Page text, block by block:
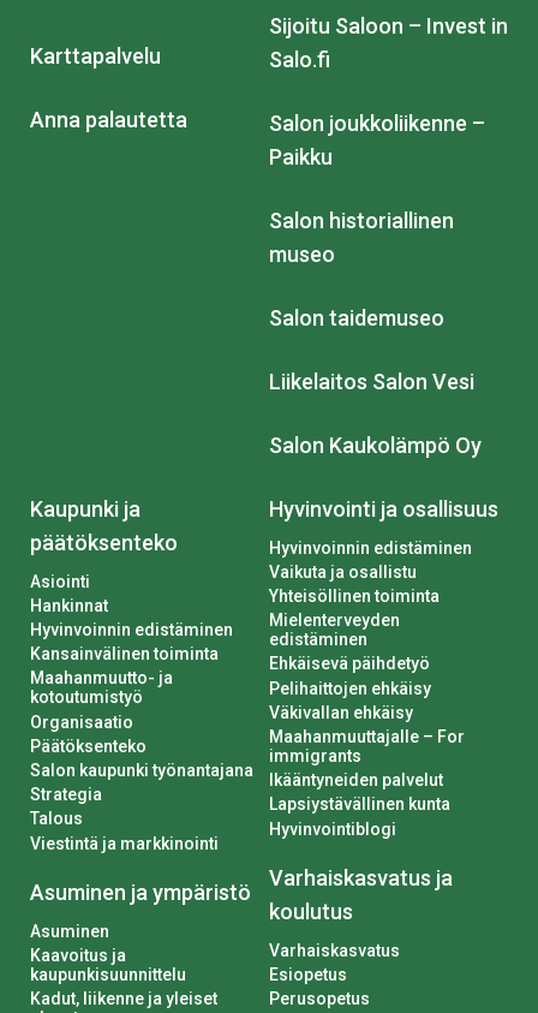
Karttapalvelu
Anna palautetta
Sijoitu Saloon – Invest in
Salo.fi
Salon joukkoliikenne –
Paikku
Salon historiallinen
museo
Salon taidemuseo
Liikelaitos Salon Vesi
Salon Kaukolämpö Oy
Kaupunki ja
päätöksenteko
Asiointi
Hankinnat
Hyvinvoinnin edistäminen
Kansainvälinen toiminta
Maahanmuutto- ja
kotoutumistyö
Organisaatio
Päätöksenteko
Salon kaupunki työnantajana
Strategia
Talous
Viestintä ja markkinointi
Asuminen ja ympäristö
Asuminen
Kaavoitus ja
kaupunkisuunnittelu
Kadut, liikenne ja yleiset
Hyvinvointi ja osallisuus
Hyvinvoinnin edistäminen
Vaikuta ja osallistu
Yhteisöllinen toiminta
Mielenterveyden
edistäminen
Ehkäisevä päihdetyö
Pelihaittojen ehkäisy
Väkivallan ehkäisy
Maahanmuuttajalle – For
immigrants
Ikääntyneiden palvelut
Lapsiystävällinen kunta
Hyvinvointiblogi
Varhaiskasvatus ja
koulutus
Varhaiskasvatus
Esiopetus
Perusopetus